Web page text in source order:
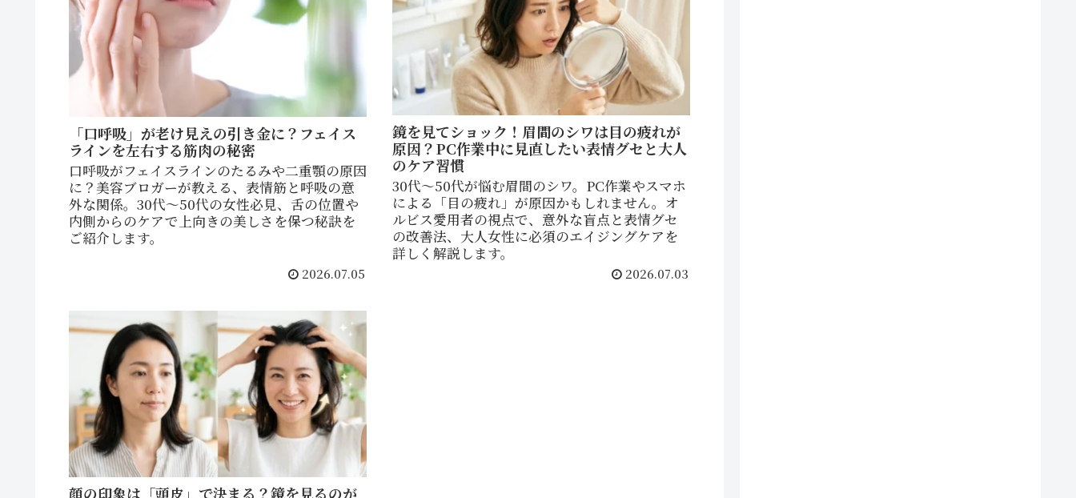
「口呼吸」が老け見えの引き金に？フェイス
ラインを左右する筋肉の秘密
口呼吸がフェイスラインのたるみや二重顎の原因
に？美容ブロガーが教える、表情筋と呼吸の意
外な関係。30代〜50代の女性必見、舌の位置や
内側からのケアで上向きの美しさを保つ秘訣を
ご紹介します。
2026.07.05
鏡を見てショック！眉間のシワは目の疲れが
原因？PC作業中に見直したい表情グセと大人
のケア習慣
30代〜50代が悩む眉間のシワ。PC作業やスマホ
による「目の疲れ」が原因かもしれません。オ
ルビス愛用者の視点で、意外な盲点と表情グセ
の改善法、大人女性に必須のエイジングケアを
詳しく解説します。
2026.07.03
顔の印象は「頭皮」で決まる？鏡を見るのが